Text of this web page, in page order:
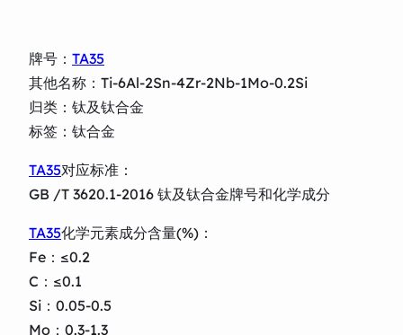
牌号： TA35
其他名称：Ti-6Al-2Sn-4Zr-2Nb-1Mo-0.2Si
归类：钛及钛合金
标签：钛合金
TA35对应标准：
GB /T 3620.1-2016 钛及钛合金牌号和化学成分
TA35化学元素成分含量(%)：
Fe：≤0.2
C：≤0.1
Si：0.05-0.5
Mo：0.3-1.3